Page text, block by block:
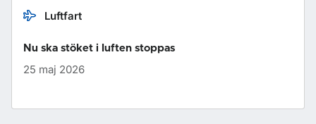
Luftfart
Nu ska stöket i luften stoppas
25 maj 2026